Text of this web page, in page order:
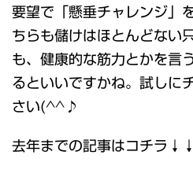
要望で「懸垂チャレンジ」
ちらも儲けはほとんどない
も、健康的な筋力とかを言
るといいですかね。試しに
さい(^^♪
去年までの記事はコチラ